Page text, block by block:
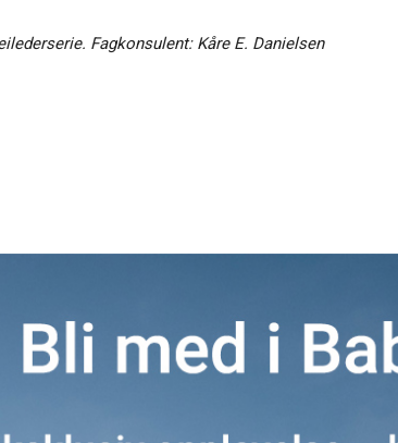
Fagkonsulent: Kåre E. Danielsen